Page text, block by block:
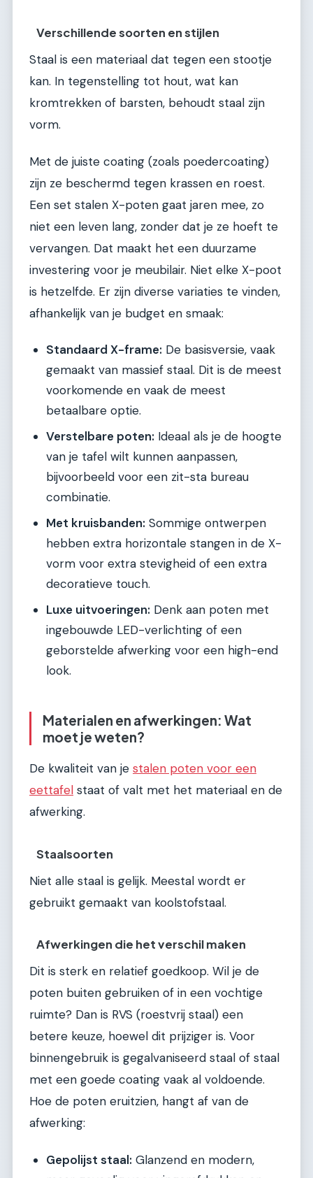
Verschillende soorten en stijlen
Staal is een materiaal dat tegen een stootje
kan. In tegenstelling tot hout, wat kan
kromtrekken of barsten, behoudt staal zijn
vorm.
Met de juiste coating (zoals poedercoating)
zijn ze beschermd tegen krassen en roest.
Een set stalen X-poten gaat jaren mee, zo
niet een leven lang, zonder dat je ze hoeft te
vervangen. Dat maakt het een duurzame
investering voor je meubilair. Niet elke X-poot
is hetzelfde. Er zijn diverse variaties te vinden,
afhankelijk van je budget en smaak:
Standaard X-frame: De basisversie, vaak
gemaakt van massief staal. Dit is de meest
voorkomende en vaak de meest
betaalbare optie.
Verstelbare poten: Ideaal als je de hoogte
van je tafel wilt kunnen aanpassen,
bijvoorbeeld voor een zit-sta bureau
combinatie.
Met kruisbanden: Sommige ontwerpen
hebben extra horizontale stangen in de X-
vorm voor extra stevigheid of een extra
decoratieve touch.
Luxe uitvoeringen: Denk aan poten met
ingebouwde LED-verlichting of een
geborstelde afwerking voor een high-end
look.
Materialen en afwerkingen: Wat
moet je weten?
De kwaliteit van je stalen poten voor een
eettafel staat of valt met het materiaal en de
afwerking.
Staalsoorten
Niet alle staal is gelijk. Meestal wordt er
gebruikt gemaakt van koolstofstaal.
Afwerkingen die het verschil maken
Dit is sterk en relatief goedkoop. Wil je de
poten buiten gebruiken of in een vochtige
ruimte? Dan is RVS (roestvrij staal) een
betere keuze, hoewel dit prijziger is. Voor
binnengebruik is gegalvaniseerd staal of staal
met een goede coating vaak al voldoende.
Hoe de poten eruitzien, hangt af van de
afwerking:
Gepolijst staal: Glanzend en modern,